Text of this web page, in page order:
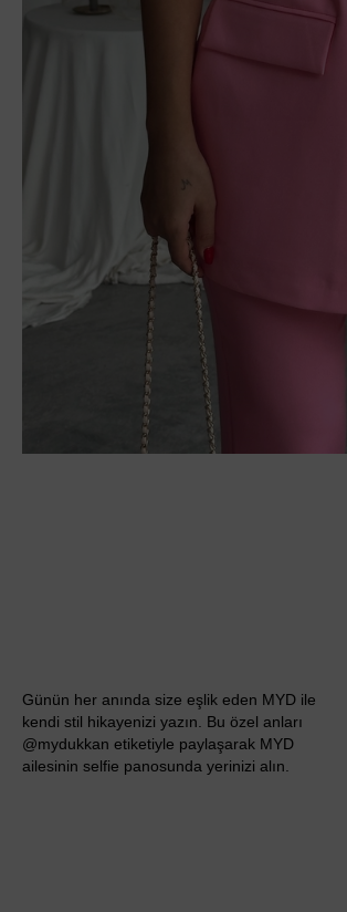
Günün her anında size eşlik eden MYD ile
kendi stil hikayenizi yazın. Bu özel anları
@mydukkan etiketiyle paylaşarak MYD
ailesinin selfie panosunda yerinizi alın.